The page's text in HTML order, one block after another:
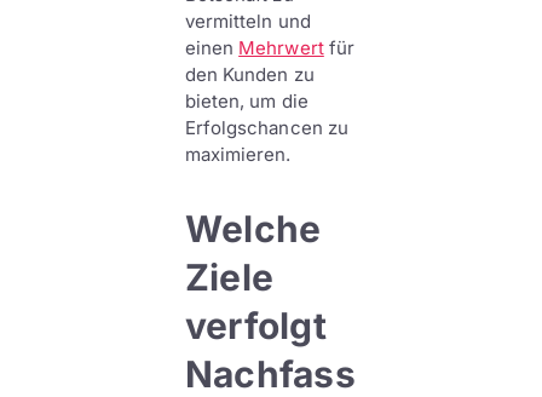
vermitteln und
einen Mehrwertfür
den Kunden zu
bieten, um die
Erfolgschancen zu
maximieren.
Welche
Ziele
verfolgt
Nachfass